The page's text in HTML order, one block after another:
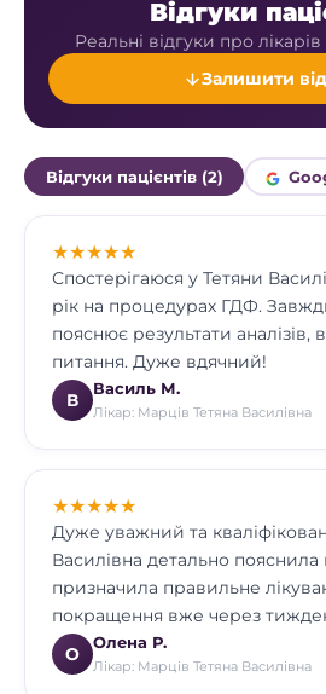
Відгуки
Реальні відгуки про
Залишити
Відгуки пацієнтів (2)
★★★★★
Спостерігаюся у Тетяни
рік на процедурах ГДФ.
пояснює результати аналізів,
питання. Дуже вдячний!
В
Василь М.
Лікар: Марців Тетяна Василівна
★★★★★
Дуже уважний та
Василівна детально пояснила
призначила правильне
покращення вже через
О
Олена Р.
Лікар: Марців Тетяна Василівна